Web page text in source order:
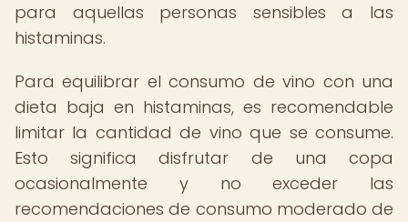
para aquellas personas sensibles a las
histaminas.
Para equilibrar el consumo de vino con una
dieta baja en histaminas, es recomendable
limitar la cantidad de vino que se consume.
Esto significa disfrutar de una copa
ocasionalmente y no exceder las
recomendaciones de consumo moderado de